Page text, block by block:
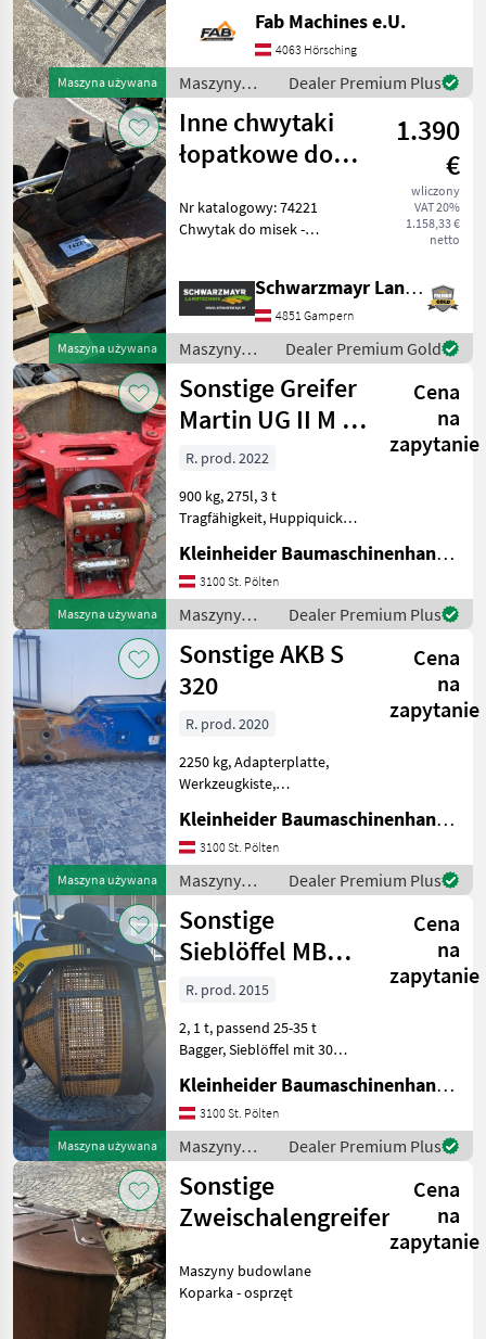
Maszyna używana
mm Maszyny budowlane
Koparka - osprzęt
Fab Machines e.U.
4063 Hörsching
Maszyny
budowlane /
Sonstige
Dealer Premium Plus
Maszyna używana
Inne chwytaki
łopatkowe do
1.390
€
wliczony
VAT 20%
1.158,33 €
netto
Nr katalogowy: 74221
Chwytak do misek -
siłownikiem DW - z
mocowaniem do sworznia
rotatora (średnica 50 mm)
używ
Schwarzmayr Landtechnik GmbH - Gampern
4851 Gampern
Maszyny
budowlane /
Sonstige
Dealer Premium Gold
Maszyna używana
Sonstige Greifer
Martin UG II M 15
Huppiquick
Cena
na
zapytanie
R. prod. 2022
900 kg, 275l, 3 t
Tragfähigkeit, Huppiquick
Koparka - osprzęt
Kleinheider Baumaschinenhandel GmbH.
3100 St. Pölten
Maszyny
budowlane /
Sonstige
Dealer Premium Plus
Maszyna używana
Sonstige AKB S
320
Cena
na
zapytanie
R. prod. 2020
2250 kg, Adapterplatte,
Werkzeugkiste,
komplett überholt in
2.2024 Maszyny budowlane
Koparka - osprzęt
Kleinheider Baumaschinenhandel GmbH.
3100 St. Pölten
Maszyny
budowlane /
Sonstige
Dealer Premium Plus
Maszyna używana
Sonstige
Sieblöffel MB
S18-S2
Cena
na
zapytanie
R. prod. 2015
2, 1 t, passend 25-35 t
Bagger, Sieblöffel mit 30
absolut neuwertig Maszyny
budowlane Koparka -
osprzęt
Kleinheider Baumaschinenhandel GmbH.
3100 St. Pölten
Maszyny
budowlane /
Sonstige
Dealer Premium Plus
Sonstige
Zweischalengreifer
Cena
na
zapytanie
Maszyny budowlane
Koparka - osprzęt